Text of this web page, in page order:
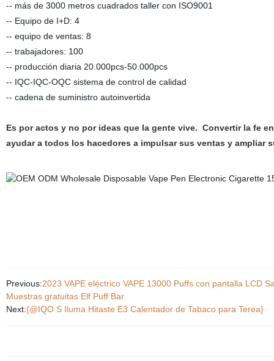
-- más de 3000 metros cuadrados taller con ISO9001
-- Equipo de I+D: 4
-- equipo de ventas: 8
-- trabajadores: 100
-- producción diaria 20.000pcs-50.000pcs
-- IQC-IQC-OQC sistema de control de calidad
-- cadena de suministro autoinvertida
Es por actos y no por ideas que la gente vive. Convertir la fe
ayudar a todos los hacedores a impulsar sus ventas y ampliar
Previous:2023 VAPE eléctrico VAPE 13000 Puffs con pantalla LCD
Muestras gratuitas Elf Puff Bar
Next:{@IQO S Iluma Hitaste E3 Calentador de Tabaco para Terea}